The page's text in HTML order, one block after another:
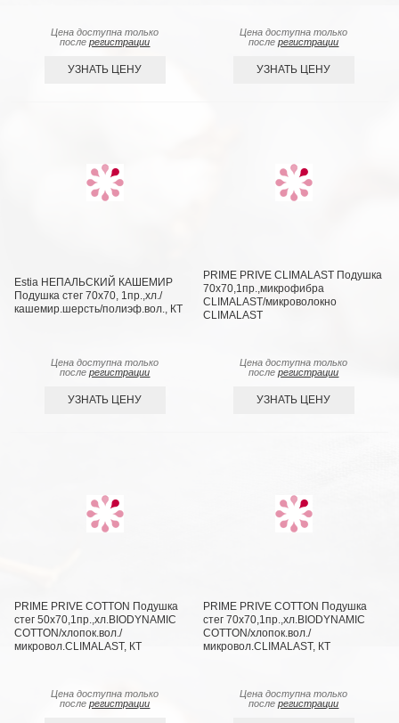
Цена доступна только
послерегистрации
УЗНАТЬ ЦЕНУ
Цена доступна только
послерегистрации
УЗНАТЬ ЦЕНУ
Estia НЕПАЛЬСКИЙ КАШЕМИР
Подушка стег 70х70, 1пр.,хл./
кашемир.шерсть/полиэф.вол., КТ
Цена доступна только
послерегистрации
УЗНАТЬ ЦЕНУ
PRIME PRIVE CLIMALAST Подушка
70х70,1пр.,микрофибра
CLIMALAST/микроволокно
CLIMALAST
Цена доступна только
послерегистрации
УЗНАТЬ ЦЕНУ
PRIME PRIVE COTTON Подушка
стег 50х70,1пр.,хл.BIODYNAMIC
COTTON/хлопок.вол./
микровол.CLIMALAST, КТ
Цена доступна только
послерегистрации
PRIME PRIVE COTTON Подушка
стег 70х70,1пр.,хл.BIODYNAMIC
COTTON/хлопок.вол./
микровол.CLIMALAST, КТ
Цена доступна только
послерегистрации